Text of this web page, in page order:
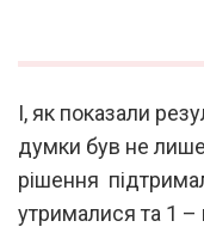
І, як показали
думки був не
рішення
утрималися та 1 –